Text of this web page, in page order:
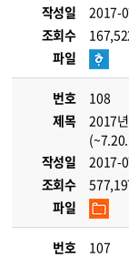
작성일
2017-
조회수
파일
번호
108
제목
2017
작성일
2017-
조회수
파일
번호
107